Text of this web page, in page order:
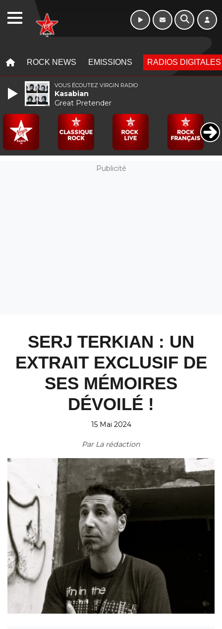
ROCK NEWS EMISSIONS RADIOS DIGITALES
Publicité
SERJ TERKIAN : UN
EXTRAIT EXCLUSIF DE
SES MÉMOIRES
DÉVOILÉ !
15 Mai 2024
Par La rédaction
VOUS ÉCOUTEZ VIRGIN RADIO
Kasabian
Great Pretender
WEBRADIO